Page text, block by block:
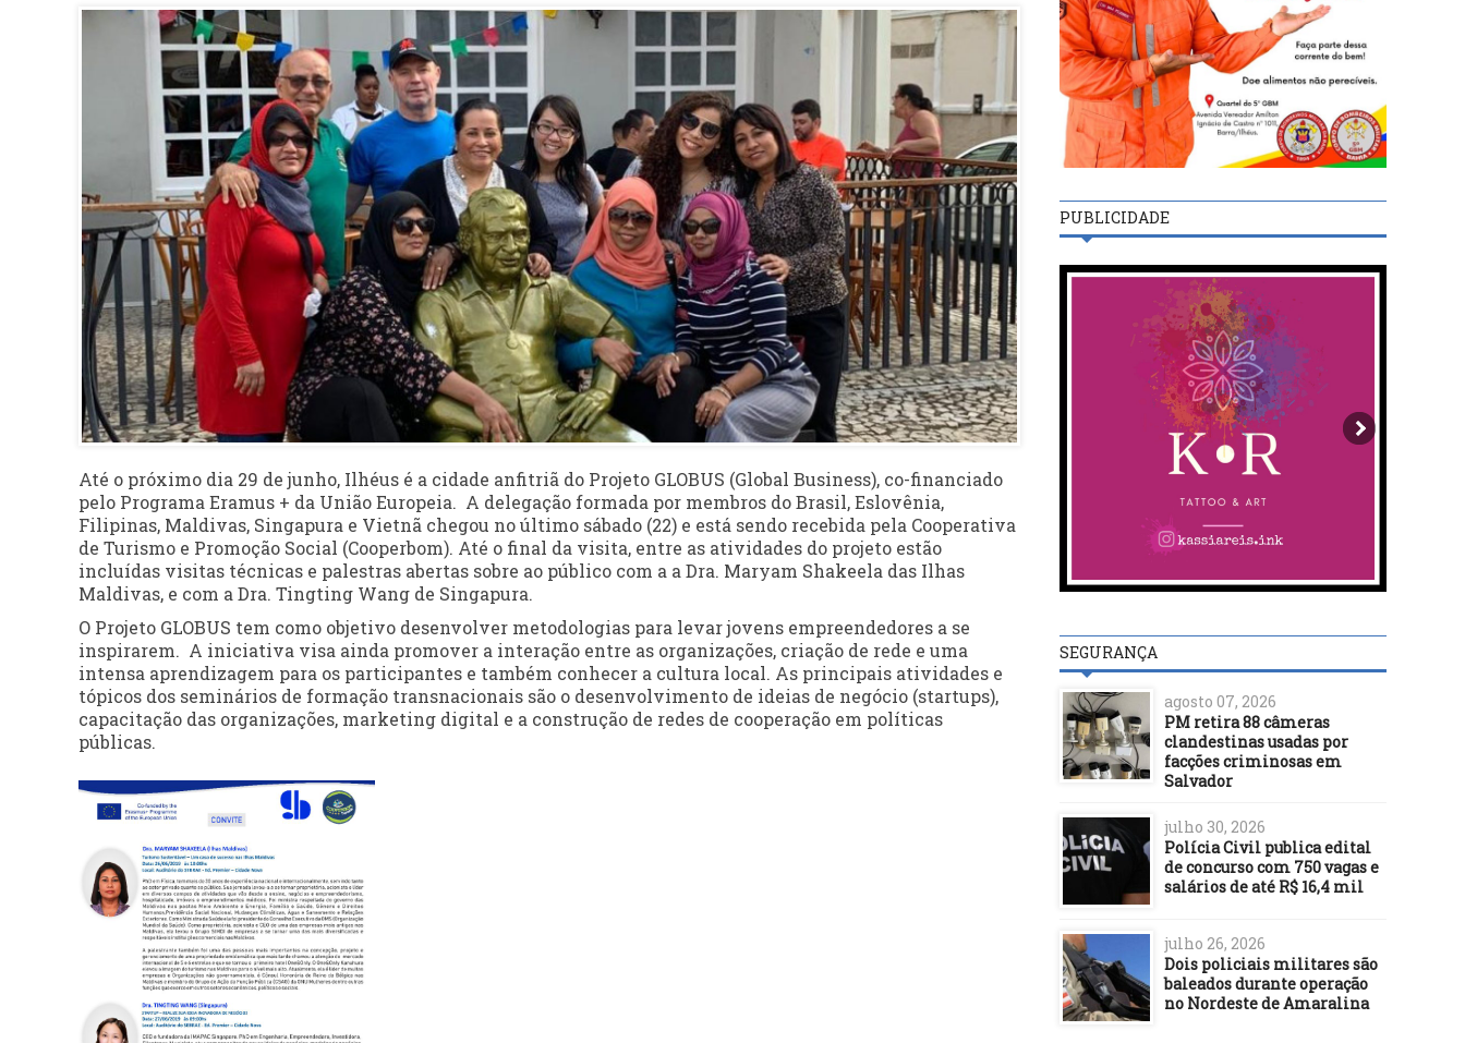
Até o próximo dia 29 de junho, Ilhéus é a cidade anfitriã do Projeto GLOBUS (Global Business), co-financiado
pelo Programa Eramus + da União Europeia. A delegação formada por membros do Brasil, Eslovênia,
Filipinas, Maldivas, Singapura e Vietnã chegou no último sábado (22) e está sendo recebida pela Cooperativa
de Turismo e Promoção Social (Cooperbom). Até o final da visita, entre as atividades do projeto estão
incluídas visitas técnicas e palestras abertas sobre ao público com a a Dra. Maryam Shakeela das Ilhas
Maldivas, e com a Dra. Tingting Wang de Singapura.
O Projeto GLOBUS tem como objetivo desenvolver metodologias para levar jovens empreendedores a se
inspirarem. A iniciativa visa ainda promover a interação entre as organizações, criação de rede e uma
intensa aprendizagem para os participantes e também conhecer a cultura local. As principais atividades e
tópicos dos seminários de formação transnacionais são o desenvolvimento de ideias de negócio (startups),
capacitação das organizações, marketing digital e a construção de redes de cooperação em políticas
públicas.
PUBLICIDADE
SEGURANÇA
agosto 07, 2026
PM retira 88 câmeras
clandestinas usadas por
facções criminosas em
Salvador
julho 30, 2026
Polícia Civil publica edital
de concurso com 750 vagas e
salários de até R$ 16,4 mil
julho 26, 2026
Dois policiais militares são
baleados durante operação
no Nordeste de Amaralina